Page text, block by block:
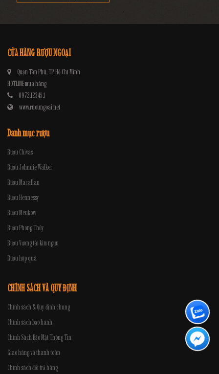
CỬA HÀNG RƯỢU NGOẠI
Quận Tân Phú, TP. Hồ Chí Minh
HOTLINE mua hàng
0972.12345.1
www.ruoungoai.net
Danh mục rượu
Rượu Chivas
Rượu Johnnie Walker
Rượu Macallan
Rượu Hennessy
Rượu Meukow
Rượu Phong Thủy
Rượu Vương tài kim ngưu
Rượu hộp quà
CHÍNH SÁCH VÀ QUY ĐỊNH
Chính sách & Quy định chung
Chính sách bảo hành
Chính Sách Bảo Mật Thông Tin
Giao hàng và thanh toán
Chính sách đổi trả hàng